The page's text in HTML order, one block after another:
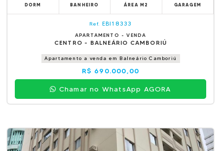
DORM BANHEIRO ÁREA M2 GARAGEM
Ref. EBI18333
APARTAMENTO - VENDA
CENTRO - BALNEÁRIO CAMBORIÚ
Apartamento a venda em Balneário Camboriú
R$ 690.000,00
Chamar no WhatsApp AGORA